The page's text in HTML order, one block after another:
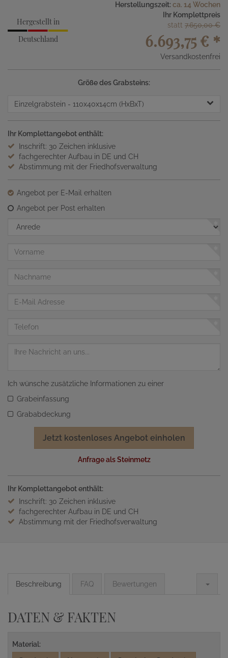
Hergestellt in
Deutschland
Herstellungszeit: ca. 14 Wochen
Ihr Komplettpreis
statt 7.650,00 €
6.693,75 € *
Versandkostenfrei
Größe des Grabsteins:
Einzelgrabstein - 110x40x14cm (HxBxT)
Ihr Komplettangebot enthält:
Inschrift: 30 Zeichen inklusive
fachgerechter Aufbau in DE und CH
Abstimmung mit der Friedhofsverwaltung
Angebot per E-Mail erhalten
Angebot per Post erhalten
Anrede
Vorname
Nachname
Telefon
Nachricht
Ich wünsche zusätzliche Informationen zu einer
Grabeinfassung
Grababdeckung
Jetzt kostenloses Angebot einholen
Anfrage als Steinmetz
Ihr Komplettangebot enthält:
Inschrift: 30 Zeichen inklusive
fachgerechter Aufbau in DE und CH
Abstimmung mit der Friedhofsverwaltung
Beschreibung FAQ Bewertungen
DATEN & FAKTEN
Material: